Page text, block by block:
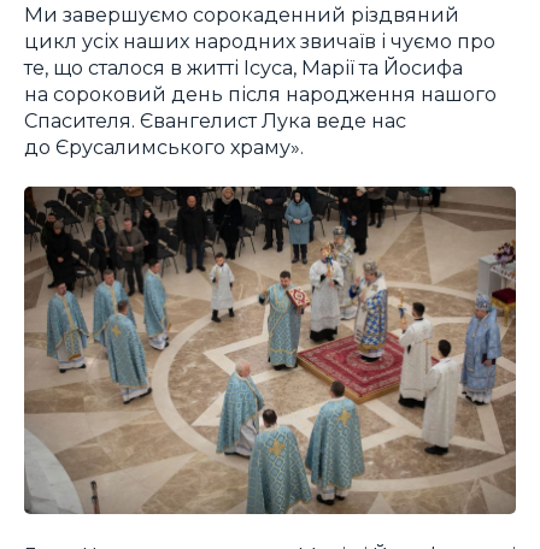
Ми завершуємо сорокаденний різдвяний
цикл усіх наших народних звичаїв і чуємо про
те, що сталося в житті Ісуса, Марії та Йосифа
на сороковий день після народження нашого
Спасителя. Євангелист Лука веде нас
до Єрусалимського храму».